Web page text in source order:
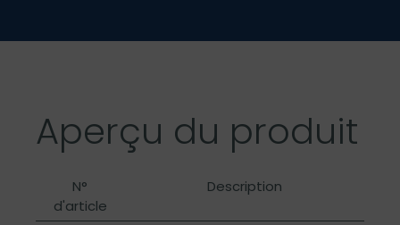
Aperçu du produit
N°
d'article
Description